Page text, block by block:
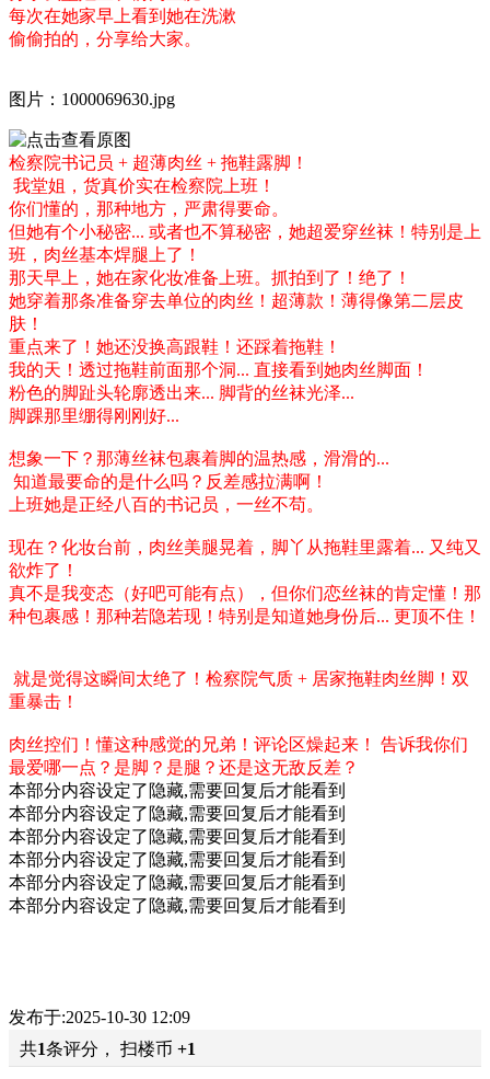
每次在她家早上看到她在洗漱
偷偷拍的，分享给大家。
图片：1000069630.jpg
检察院书记员 + 超薄肉丝 + 拖鞋露脚！
我堂姐，货真价实在检察院上班！
你们懂的，那种地方，严肃得要命。
但她有个小秘密... 或者也不算秘密，她超爱穿丝袜！特别是上
班，肉丝基本焊腿上了！
那天早上，她在家化妆准备上班。抓拍到了！绝了！
她穿着那条准备穿去单位的肉丝！超薄款！薄得像第二层皮
肤！
重点来了！她还没换高跟鞋！还踩着拖鞋！
我的天！透过拖鞋前面那个洞... 直接看到她肉丝脚面！
粉色的脚趾头轮廓透出来... 脚背的丝袜光泽...
脚踝那里绷得刚刚好...
想象一下？那薄丝袜包裹着脚的温热感，滑滑的...
知道最要命的是什么吗？反差感拉满啊！
上班她是正经八百的书记员，一丝不苟。
现在？化妆台前，肉丝美腿晃着，脚丫从拖鞋里露着... 又纯又
欲炸了！
真不是我变态（好吧可能有点），但你们恋丝袜的肯定懂！那
种包裹感！那种若隐若现！特别是知道她身份后... 更顶不住！
就是觉得这瞬间太绝了！检察院气质 + 居家拖鞋肉丝脚！双
重暴击！
肉丝控们！懂这种感觉的兄弟！评论区燥起来！ 告诉我你们
最爱哪一点？是脚？是腿？还是这无敌反差？
本部分内容设定了隐藏,需要回复后才能看到
本部分内容设定了隐藏,需要回复后才能看到
本部分内容设定了隐藏,需要回复后才能看到
本部分内容设定了隐藏,需要回复后才能看到
本部分内容设定了隐藏,需要回复后才能看到
本部分内容设定了隐藏,需要回复后才能看到
发布于:2025-10-30 12:09
共1条评分， 扫楼币 +1